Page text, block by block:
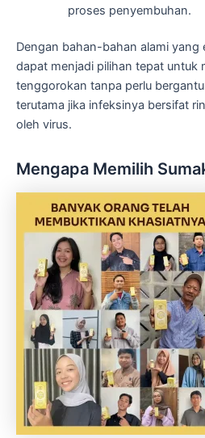
proses penyembuhan.
Dengan bahan-bahan alami yang
dapat menjadi pilihan tepat untuk
tenggorokan tanpa perlu
terutama jika infeksinya bersifat
oleh virus.
Mengapa Memilih